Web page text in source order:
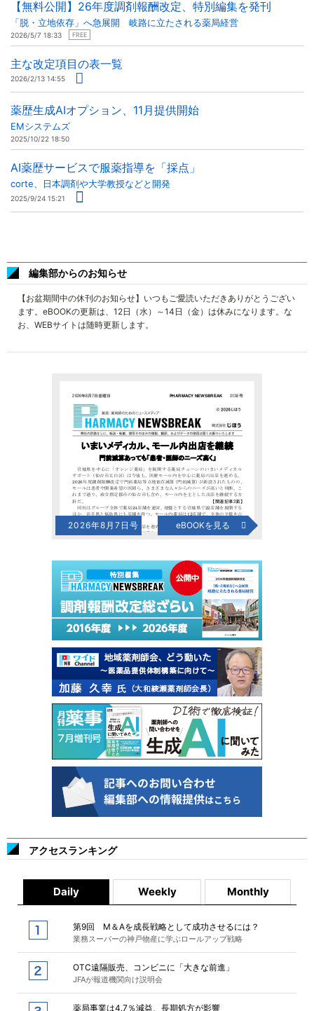
【無料公開】26年度調剤報酬改定、特別編集を発刊
「脱・立地依存」へ急展開 岐路に立たされる薬局経営
2026/5/7 18:33 FREE
主な改定項目の表一覧
2026/2/13 14:55
薬歴生成AIオプション、11月提供開始
EMシステムズ
2025/10/22 18:50
AI薬歴サービスで服薬指導を「採点」
corte、日本調剤や大学教授などと開発
2025/9/24 15:21
編集部からのお知らせ
【お盆期間中の休刊のお知らせ】いつもご愛読いただきありがとうござい
ます。eBOOKの更新は、12日（水）～14日（金）は休みになります。な
お、WEBサイトは随時更新します。
2026年8月7日号 eBOOKを見る
アクセスランキング
Daily Weekly Monthly
第9回 M＆Aを成長戦略として成功させるには？
業務スーパーの神戸物産に学ぶロールアップ戦略
OTC遠隔販売、コンビニに「大きな前進」
JFAが報道機関向け説明会
薬局事業は4.7％減益、長期処方が影響